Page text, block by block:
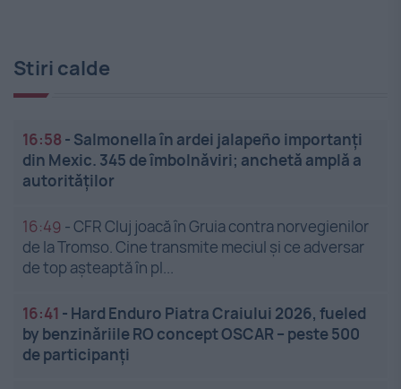
Stiri calde
16:58 - Salmonella în ardei jalapeño importanți
din Mexic. 345 de îmbolnăviri; anchetă amplă a
autorităților
16:49 -CFR Cluj joacă în Gruia contra norvegienilor
de la Tromso. Cine transmite meciul și ce adversar
de top așteaptă în pl...
16:41 - Hard Enduro Piatra Craiului 2026, fueled
by benzinăriile RO concept OSCAR – peste 500
de participanți